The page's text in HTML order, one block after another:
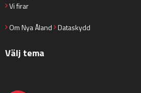
Vi firar
Om Nya Åland Dataskydd
Välj tema